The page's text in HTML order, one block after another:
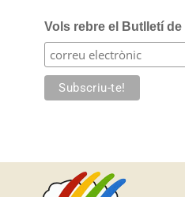
Vols rebre el Butlletí